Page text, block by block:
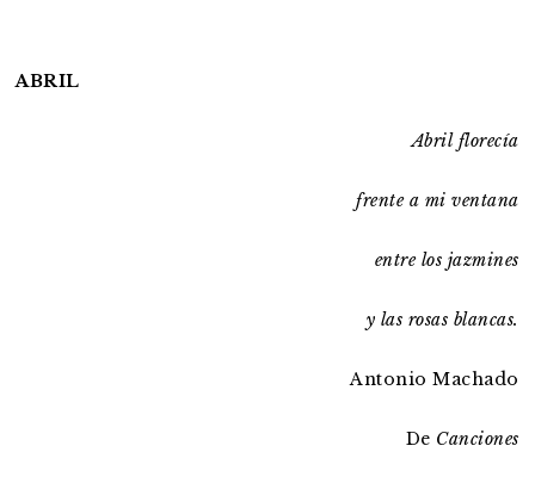
ABRIL
Abril florecía
frente a mi ventana
entre los jazmines
y las rosas blancas.
Antonio Machado
De Canciones